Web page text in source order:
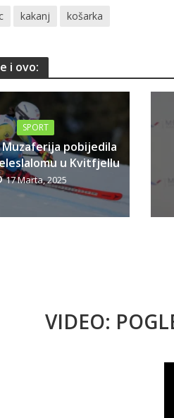
kakanj košarka
i ovo:
SPORT
Muzaferija pobijedila
u Kvitfjellu
17 Marta, 2025
VIDEO: